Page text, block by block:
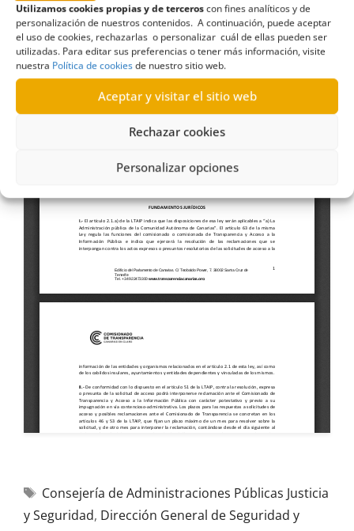
Utilizamos cookies propias y de terceroscon fines analíticos y de
personalización de nuestros contenidos. A continuación, puede aceptar
el uso de cookies, rechazarlas o personalizar cuál de ellas pueden ser
utilizadas. Para editar sus preferencias o tener más información, visite
nuestra Política de cookiesde nuestro sitio web.
Aceptar y visitar el sitio web
Rechazar cookies
Personalizar opciones
Consejería de Administraciones Públicas Justicia
y Seguridad, Dirección General de Seguridad y